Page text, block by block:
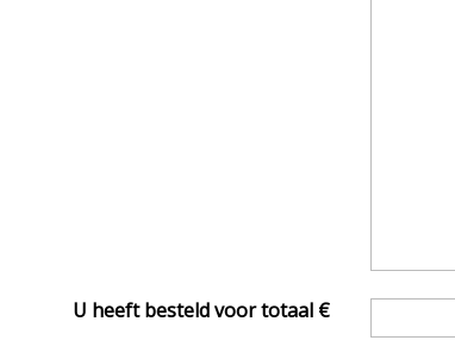
U heeft besteld voor totaal €